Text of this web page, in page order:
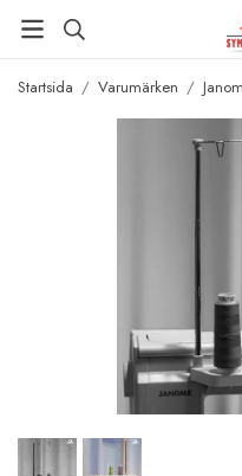
Startsida / Varumärken /